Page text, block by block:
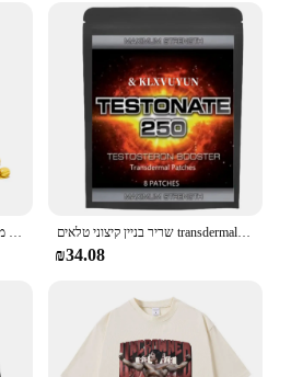
materials and robust
the equipment is safe for
and patients. The set is
ensuring that it remains
use at all times. As a
vendor, you can trust in the
to meet the needs of
alike.
שורש מאקה אורגני + ג 'ינסנג לחלץ כמוסות-סיבולת & מצב רוח-תוסף אנרגיה לגברים ונשים שריר בניין קיצוני טלאים transdermal סטרואידים המאיץ אנבוליים, עם ויטמין b6 טלאים, עשוי בארה "ב.
₪34.08